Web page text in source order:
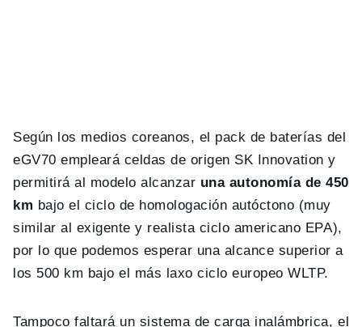
Según los medios coreanos, el pack de baterías del
eGV70 empleará celdas de origen SK Innovation y
permitirá al modelo alcanzar una autonomía de 450
km bajo el ciclo de homologación autóctono (muy
similar al exigente y realista ciclo americano EPA),
por lo que podemos esperar una alcance superior a
los 500 km bajo el más laxo ciclo europeo WLTP.
Tampoco faltará un sistema de carga inalámbrica, el